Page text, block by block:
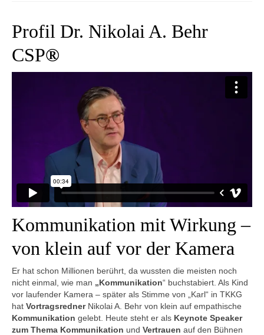
Profil Dr. Nikolai A. Behr
CSP®
Kommunikation mit Wirkung –
von klein auf vor der Kamera
Er hat schon Millionen berührt, da wussten die meisten noch
nicht einmal, wie man „Kommunikation“ buchstabiert. Als Kind
vor laufender Kamera – später als Stimme von „Karl“ in TKKG
hat Vortragsredner Nikolai A. Behr von klein auf empathische
Kommunikation gelebt. Heute steht er als Keynote Speaker
zum Thema Kommunikation und Vertrauen auf den Bühnen